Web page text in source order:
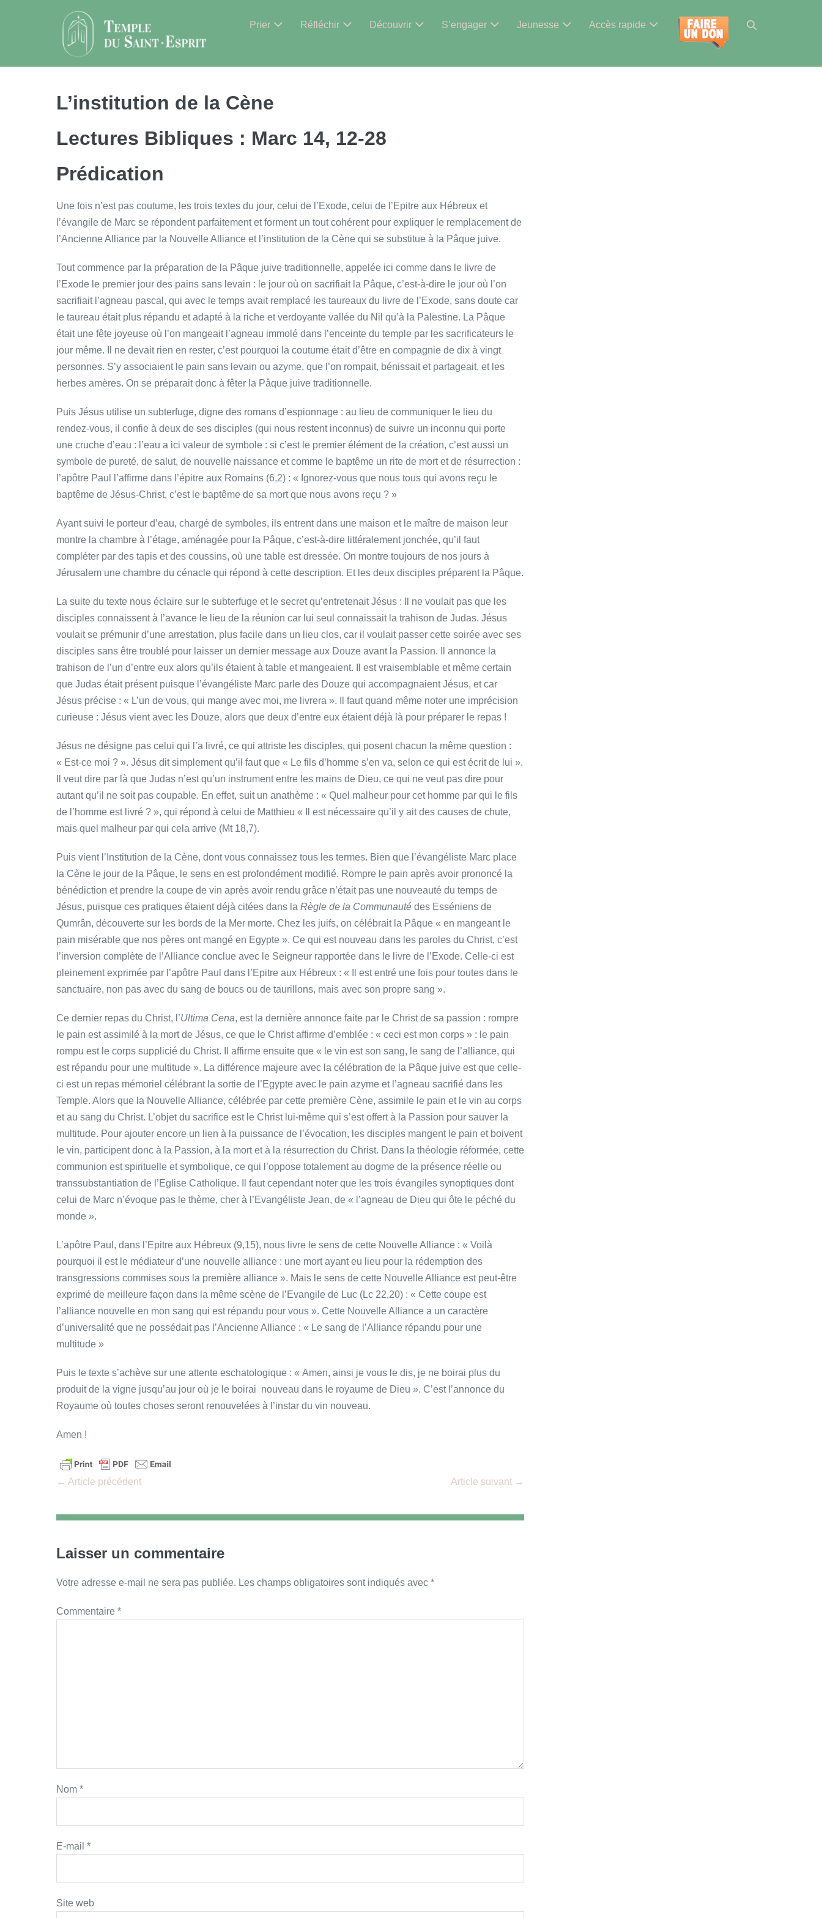
Prier Réfléchir Découvrir S’engager Jeunesse Accès rapide
Basculer
L’institution de la Cène
Lectures Bibliques : Marc 14, 12-28
Prédication
Une fois n’est pas coutume, les trois textes du jour, celui de l’Exode, celui de l’Epitre aux Hébreux et
l’évangile de Marc se répondent parfaitement et forment un tout cohérent pour expliquer le remplacement de
l’Ancienne Alliance par la Nouvelle Alliance et l’institution de la Cène qui se substitue à la Pâque juive.
Tout commence par la préparation de la Pâque juive traditionnelle, appelée ici comme dans le livre de
l’Exode le premier jour des pains sans levain : le jour où on sacrifiait la Pâque, c’est-à-dire le jour où l’on
sacrifiait l’agneau pascal, qui avec le temps avait remplacé les taureaux du livre de l’Exode, sans doute car
le taureau était plus répandu et adapté à la riche et verdoyante vallée du Nil qu’à la Palestine. La Pâque
était une fête joyeuse où l’on mangeait l’agneau immolé dans l’enceinte du temple par les sacrificateurs le
jour même. Il ne devait rien en rester, c’est pourquoi la coutume était d’être en compagnie de dix à vingt
personnes. S’y associaient le pain sans levain ou azyme, que l’on rompait, bénissait et partageait, et les
herbes amères. On se préparait donc à fêter la Pâque juive traditionnelle.
Puis Jésus utilise un subterfuge, digne des romans d’espionnage : au lieu de communiquer le lieu du
rendez-vous, il confie à deux de ses disciples (qui nous restent inconnus) de suivre un inconnu qui porte
une cruche d’eau : l’eau a ici valeur de symbole : si c’est le premier élément de la création, c’est aussi un
symbole de pureté, de salut, de nouvelle naissance et comme le baptême un rite de mort et de résurrection :
l’apôtre Paul l’affirme dans l’épitre aux Romains (6,2) : « Ignorez-vous que nous tous qui avons reçu le
baptême de Jésus-Christ, c’est le baptême de sa mort que nous avons reçu ? »
Ayant suivi le porteur d’eau, chargé de symboles, ils entrent dans une maison et le maître de maison leur
montre la chambre à l’étage, aménagée pour la Pâque, c’est-à-dire littéralement jonchée, qu’il faut
compléter par des tapis et des coussins, où une table est dressée. On montre toujours de nos jours à
Jérusalem une chambre du cénacle qui répond à cette description. Et les deux disciples préparent la Pâque.
La suite du texte nous éclaire sur le subterfuge et le secret qu’entretenait Jésus : Il ne voulait pas que les
disciples connaissent à l’avance le lieu de la réunion car lui seul connaissait la trahison de Judas. Jésus
voulait se prémunir d’une arrestation, plus facile dans un lieu clos, car il voulait passer cette soirée avec ses
disciples sans être troublé pour laisser un dernier message aux Douze avant la Passion. Il annonce la
trahison de l’un d’entre eux alors qu’ils étaient à table et mangeaient. Il est vraisemblable et même certain
que Judas était présent puisque l’évangéliste Marc parle des Douze qui accompagnaient Jésus, et car
Jésus précise : « L’un de vous, qui mange avec moi, me livrera ». Il faut quand même noter une imprécision
curieuse : Jésus vient avec les Douze, alors que deux d’entre eux étaient déjà là pour préparer le repas !
Jésus ne désigne pas celui qui l’a livré, ce qui attriste les disciples, qui posent chacun la même question :
« Est-ce moi ? ». Jésus dit simplement qu’il faut que « Le fils d’homme s’en va, selon ce qui est écrit de lui ».
Il veut dire par là que Judas n’est qu’un instrument entre les mains de Dieu, ce qui ne veut pas dire pour
autant qu’il ne soit pas coupable. En effet, suit un anathème : « Quel malheur pour cet homme par qui le fils
de l’homme est livré ? », qui répond à celui de Matthieu « Il est nécessaire qu’il y ait des causes de chute,
mais quel malheur par qui cela arrive (Mt 18,7).
Puis vient l’Institution de la Cène, dont vous connaissez tous les termes. Bien que l’évangéliste Marc place
la Cène le jour de la Pâque, le sens en est profondément modifié. Rompre le pain après avoir prononcé la
bénédiction et prendre la coupe de vin après avoir rendu grâce n’était pas une nouveauté du temps de
Jésus, puisque ces pratiques étaient déjà citées dans la Règle de la Communauté des Esséniens de
Qumrân, découverte sur les bords de la Mer morte. Chez les juifs, on célébrait la Pâque « en mangeant le
pain misérable que nos pères ont mangé en Egypte ». Ce qui est nouveau dans les paroles du Christ, c’est
l’inversion complète de l’Alliance conclue avec le Seigneur rapportée dans le livre de l’Exode. Celle-ci est
pleinement exprimée par l’apôtre Paul dans l’Epitre aux Hébreux : « Il est entré une fois pour toutes dans le
sanctuaire, non pas avec du sang de boucs ou de taurillons, mais avec son propre sang ».
Ce dernier repas du Christ, l’Ultima Cena, est la dernière annonce faite par le Christ de sa passion : rompre
le pain est assimilé à la mort de Jésus, ce que le Christ affirme d’emblée : « ceci est mon corps » : le pain
rompu est le corps supplicié du Christ. Il affirme ensuite que « le vin est son sang, le sang de l’alliance, qui
est répandu pour une multitude ». La différence majeure avec la célébration de la Pâque juive est que celle-
ci est un repas mémoriel célébrant la sortie de l’Egypte avec le pain azyme et l’agneau sacrifié dans les
Temple. Alors que la Nouvelle Alliance, célébrée par cette première Cène, assimile le pain et le vin au corps
et au sang du Christ. L’objet du sacrifice est le Christ lui-même qui s’est offert à la Passion pour sauver la
multitude. Pour ajouter encore un lien à la puissance de l’évocation, les disciples mangent le pain et boivent
le vin, participent donc à la Passion, à la mort et à la résurrection du Christ. Dans la théologie réformée, cette
communion est spirituelle et symbolique, ce qui l’oppose totalement au dogme de la présence réelle ou
transsubstantiation de l’Eglise Catholique. Il faut cependant noter que les trois évangiles synoptiques dont
celui de Marc n’évoque pas le thème, cher à l’Evangéliste Jean, de « l’agneau de Dieu qui ôte le péché du
monde ».
L’apôtre Paul, dans l’Epitre aux Hébreux (9,15), nous livre le sens de cette Nouvelle Alliance : « Voilà
pourquoi il est le médiateur d’une nouvelle alliance : une mort ayant eu lieu pour la rédemption des
transgressions commises sous la première alliance ». Mais le sens de cette Nouvelle Alliance est peut-être
exprimé de meilleure façon dans la même scène de l’Evangile de Luc (Lc 22,20) : « Cette coupe est
l’alliance nouvelle en mon sang qui est répandu pour vous ». Cette Nouvelle Alliance a un caractère
d’universalité que ne possédait pas l’Ancienne Alliance : « Le sang de l’Alliance répandu pour une
multitude »
Puis le texte s’achève sur une attente eschatologique : « Amen, ainsi je vous le dis, je ne boirai plus du
produit de la vigne jusqu’au jour où je le boirai nouveau dans le royaume de Dieu ». C’est l’annonce du
Royaume où toutes choses seront renouvelées à l’instar du vin nouveau.
Amen !
Navigation
← Article précédent Article suivant →
Laisser un commentaire
Votre adresse e-mail ne sera pas publiée. Les champs obligatoires sont indiqués avec *
Commentaire *
Nom *
E-mail *
Site web